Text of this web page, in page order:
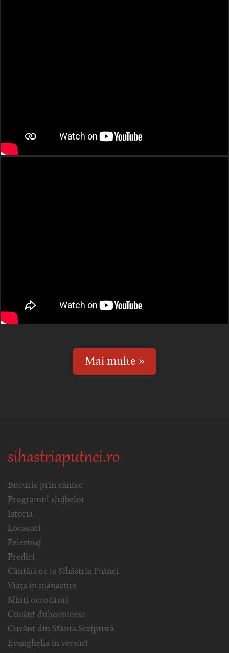
Mai multe »
sihastriaputnei.ro
Bucurie prin cântec
Programul slujbelor
Istoria
Locașuri
Pelerinaj
Predici
Cântări de la Sihăstria Putnei
Viața în mănăstire
Sfinți ocrotitori
Cuvânt duhovnicesc
Cuvânt din Sfânta Scriptură
Evanghelia in versuri